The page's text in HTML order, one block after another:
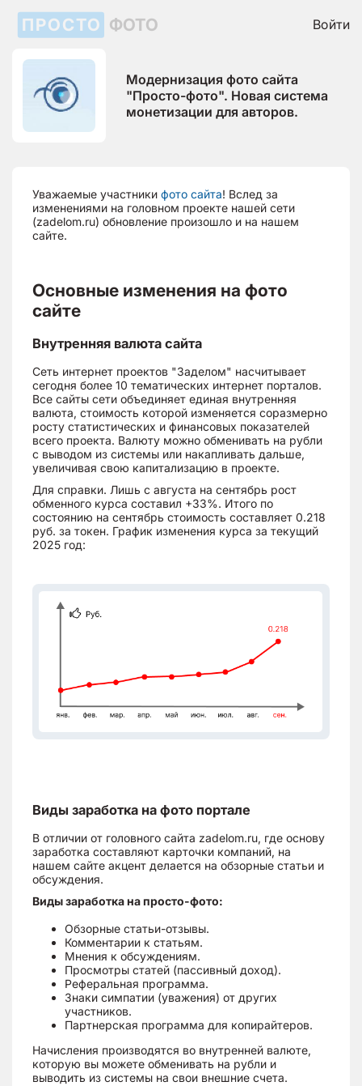
ПРОСТО ФОТО Войти
Модернизация фото сайта
"Просто-фото". Новая система
монетизации для авторов.
Уважаемые участники фото сайта! Вслед за
изменениями на головном проекте нашей сети
(zadelom.ru) обновление произошло и на нашем
сайте.
Основные изменения на фото
сайте
Внутренняя валюта сайта
Сеть интернет проектов "Заделом" насчитывает
сегодня более 10 тематических интернет порталов.
Все сайты сети объединяет единая внутренняя
валюта, стоимость которой изменяется соразмерно
росту статистических и финансовых показателей
всего проекта. Валюту можно обменивать на рубли
с выводом из системы или накапливать дальше,
увеличивая свою капитализацию в проекте.
Для справки. Лишь с августа на сентябрь рост
обменного курса составил +33%. Итого по
состоянию на сентябрь стоимость составляет 0.218
руб. за токен. График изменения курса за текущий
2025 год:
Виды заработка на фото портале
В отличии от головного сайта zadelom.ru, где основу
заработка составляют карточки компаний, на
нашем сайте акцент делается на обзорные статьи и
обсуждения.
Виды заработка на просто-фото:
Обзорные статьи-отзывы.
Комментарии к статьям.
Мнения к обсуждениям.
Просмотры статей (пассивный доход).
Реферальная программа.
Знаки симпатии (уважения) от других
участников.
Партнерская программа для копирайтеров.
Начисления производятся во внутренней валюте,
которую вы можете обменивать на рубли и
выводить из системы на свои внешние счета.